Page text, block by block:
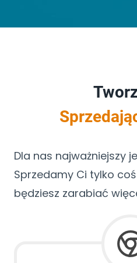
Dla nas najważniejszy
Sprzedamy Ci tylko
będziesz zarabiać